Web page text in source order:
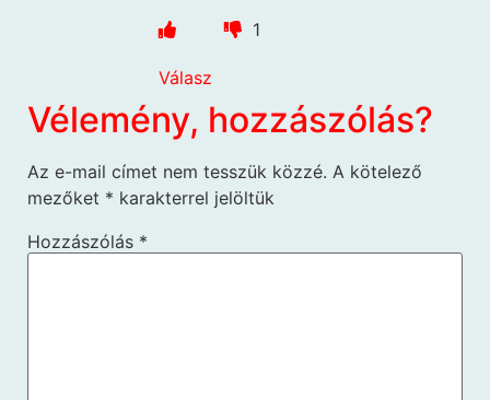
1
Válasz
Vélemény, hozzászólás?
Az e-mail címet nem tesszük közzé. A kötelező
mezőket * karakterrel jelöltük
Hozzászólás *